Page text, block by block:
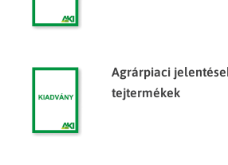
Agrárpiaci
tejtermékek